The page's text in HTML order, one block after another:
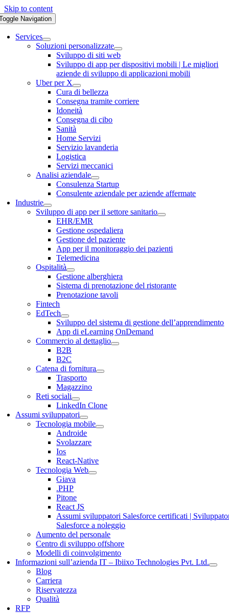
Skip to content
Navigation
Services
Soluzioni personalizzate
Sviluppo di siti web
Sviluppo di app per dispositivi mobili | Le migliori
aziende di sviluppo di applicazioni mobili
Uber per X
Cura di bellezza
Consegna tramite corriere
Idoneità
Consegna di cibo
Sanità
Home Servizi
Servizio lavanderia
Logistica
Servizi meccanici
Analisi aziendale
Consulenza Startup
Consulente aziendale per aziende affermate
Industrie
Sviluppo di app per il settore sanitario
EHR/EMR
Gestione ospedaliera
Gestione del paziente
App per il monitoraggio dei pazienti
Telemedicina
Ospitalità
Gestione alberghiera
Sistema di prenotazione del ristorante
Prenotazione tavoli
Fintech
EdTech
Sviluppo del sistema di gestione dell’apprendimento
App di eLearning OnDemand
Commercio al dettaglio
B2B
B2C
Catena di fornitura
Trasporto
Magazzino
Reti sociali
LinkedIn Clone
Assumi sviluppatori
Tecnologia mobile
Androide
Svolazzare
Ios
React-Native
Tecnologia Web
Giava
.PHP
Pitone
React JS
Assumi sviluppatori Salesforce certificati |
Salesforce a noleggio
Aumento del personale
Centro di sviluppo offshore
Modelli di coinvolgimento
Informazioni sull’azienda IT – Ibiixo Technologies Pvt. Ltd.
Blog
Carriera
Riservatezza
Qualità
RFP